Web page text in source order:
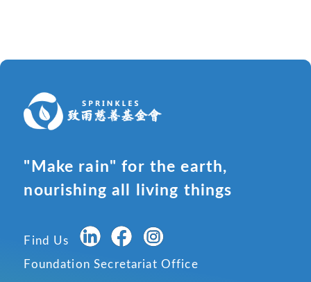
"Make rain" for the earth,
nourishing all living things
Find Us
Foundation Secretariat Office